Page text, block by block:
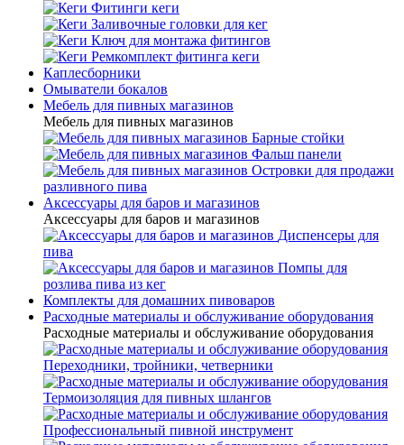
Фитинги кеги
Заливочные головки для кег
Ключ для монтажа фитингов
Ремкомплект фитинга кеги
Каплесборники
Омыватели бокалов
Мебель для пивных магазинов
Мебель для пивных магазинов
Барные стойки
Фальш панели
Островки для продажи
разливного пива
Аксессуары для баров и магазинов
Аксессуары для баров и магазинов
Диспенсеры для
пива
Помпы для
розлива пива из кег
Комплекты для домашних пивоваров
Расходные материалы и обслуживание оборудования
Расходные материалы и обслуживание оборудования
Переходники, тройники, четверники
Термоизоляция для пивных шлангов
Профессиональный пивной инструмент